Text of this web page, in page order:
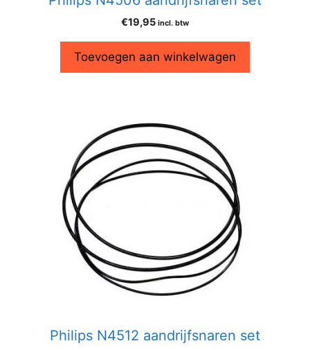
€19,95 incl. btw
Toevoegen aan winkelwagen
Philips N4512 aandrijfsnaren set